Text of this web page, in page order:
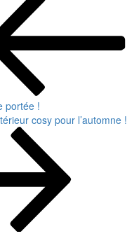
portée !
cosy pour l’automne !